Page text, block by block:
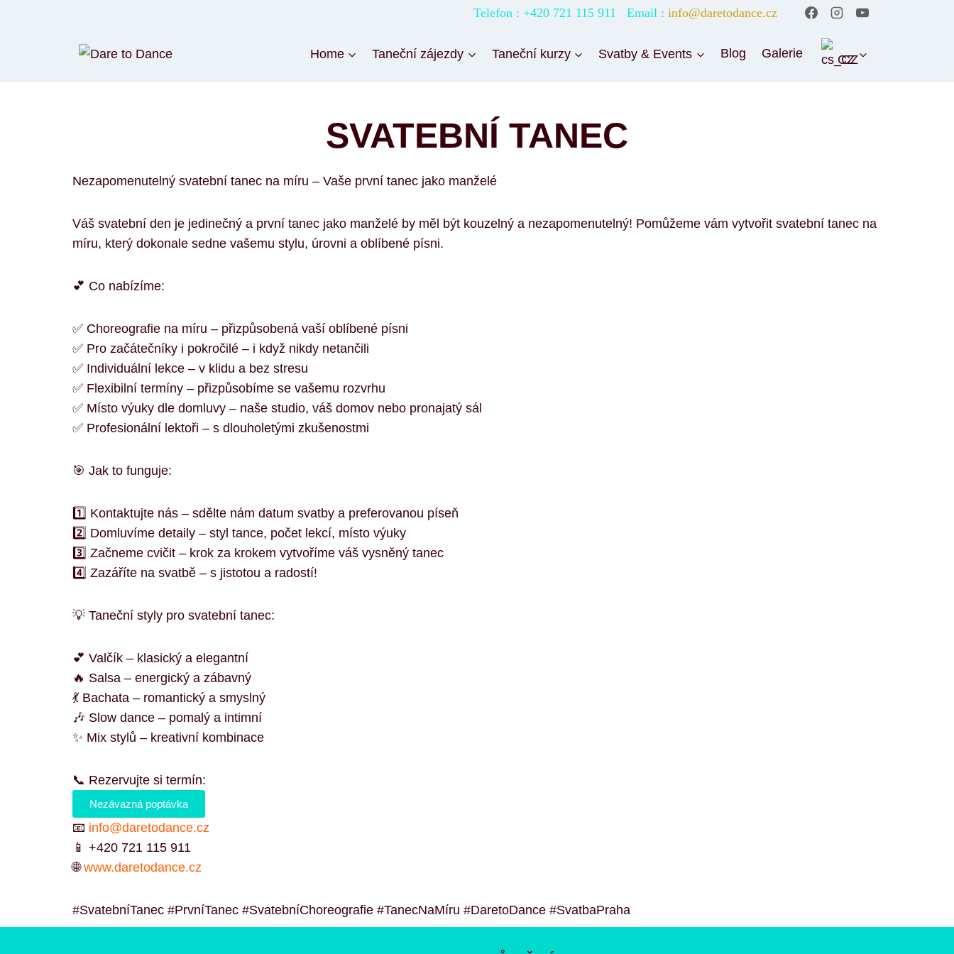
Telefon : +420 721 115 911 Email : info@daretodance.cz
Home Taneční zájezdy Taneční kurzy Svatby & Events Blog Galerie CZ
SVATEBNÍ TANEC
Nezapomenutelný svatební tanec na míru – Vaše první tanec jako manželé
Váš svatební den je jedinečný a první tanec jako manželé by měl být kouzelný a nezapomenutelný! Pomůžeme vám vytvořit svatební tanec na
míru, který dokonale sedne vašemu stylu, úrovni a oblíbené písni.
💕 Co nabízíme:
✅ Choreografie na míru – přizpůsobená vaší oblíbené písni
✅ Pro začátečníky i pokročilé – i když nikdy netančili
✅ Individuální lekce – v klidu a bez stresu
✅ Flexibilní termíny – přizpůsobíme se vašemu rozvrhu
✅ Místo výuky dle domluvy – naše studio, váš domov nebo pronajatý sál
✅ Profesionální lektoři – s dlouholetými zkušenostmi
🎯 Jak to funguje:
1️⃣ Kontaktujte nás – sdělte nám datum svatby a preferovanou píseň
2️⃣ Domluvíme detaily – styl tance, počet lekcí, místo výuky
3️⃣ Začneme cvičit – krok za krokem vytvoříme váš vysněný tanec
4️⃣ Zazáříte na svatbě – s jistotou a radostí!
💡 Taneční styly pro svatební tanec:
💕 Valčík – klasický a elegantní
🔥 Salsa – energický a zábavný
💃 Bachata – romantický a smyslný
🎶 Slow dance – pomalý a intimní
✨ Mix stylů – kreativní kombinace
📞 Rezervujte si termín:
Nezávazná poptávka
📧 info@daretodance.cz
📱 +420 721 115 911
🌐www.daretodance.cz
#SvatebníTanec #PrvníTanec #SvatebníChoreografie #TanecNaMíru #DaretoDance #SvatbaPraha